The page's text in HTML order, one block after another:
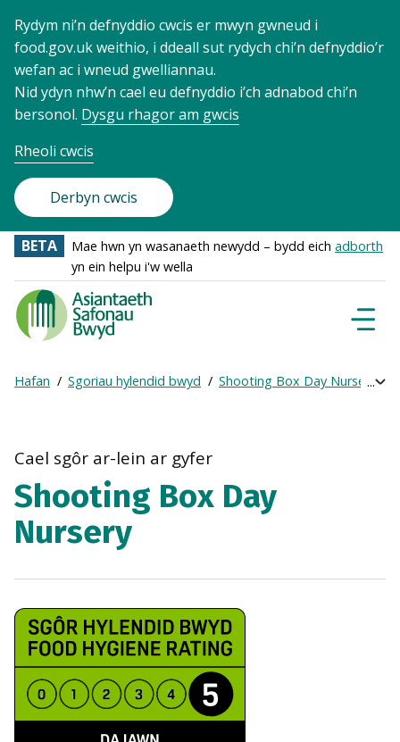
Rydym ni’n defnyddio cwcis er mwyn gwneud i
food.gov.uk weithio, i ddeall sut rydych chi’n defnyddio’r
wefan ac i wneud gwelliannau.
Nid ydyn nhw’n cael eu defnyddio i’ch adnabod chi’n
bersonol. Dysgu rhagor am gwcis
Rheoli cwcis
Derbyn cwcis
BETA Mae hwn yn wasanaeth newydd – bydd eich adborth
yn ein helpu i'w wella
Food
Standards
Agency
Frontpage
Breadcrumb
Hafan Sgoriau hylendid bwyd Shooting Box Day Nursery
Cael sgôr ar-lein ar gyfer
Shooting Box Day
Nursery